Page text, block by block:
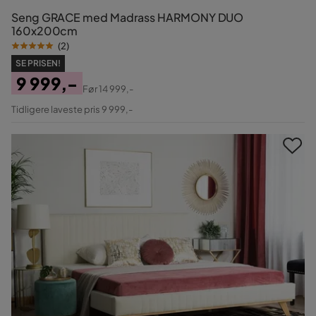
Seng GRACE med Madrass HARMONY DUO
160x200cm
(2)
SE PRISEN!
Pris
9 999,-
Original
Før14 999,-
Tidligere laveste pris 9 999,-